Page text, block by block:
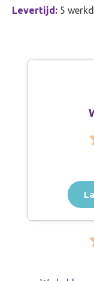
Levertijd: 5